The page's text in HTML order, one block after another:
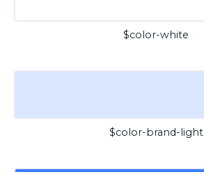
$color-white
$color-brand-light